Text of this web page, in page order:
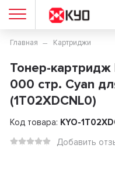
Главная Картриджи
Тонер-картридж
000 стр. Cyan
(1T02XDCNL0)
Код товара: KYO-
Добавить